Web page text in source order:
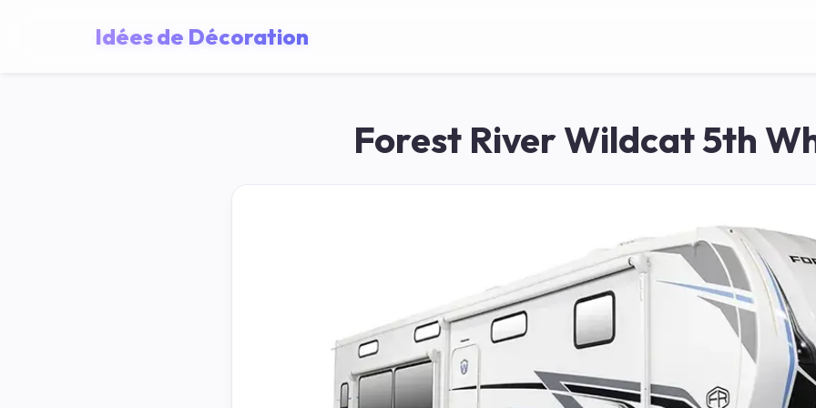
Idées de Décoration
Forest River Wildcat 5th